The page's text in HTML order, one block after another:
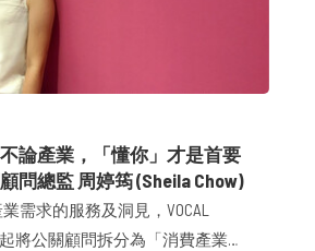
不論產業，「懂你」才是首要
問總監 周婷筠 (Sheila Chow)
需求的服務及洞見，VOCAL
起將公關顧問拆分為「消費產業趨